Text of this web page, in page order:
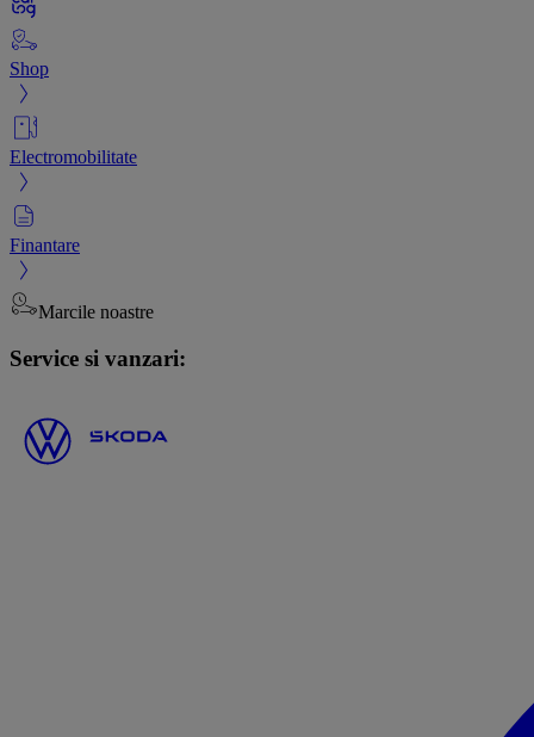
Shop
Electromobilitate
Finantare
Marcile noastre
Service si vanzari: